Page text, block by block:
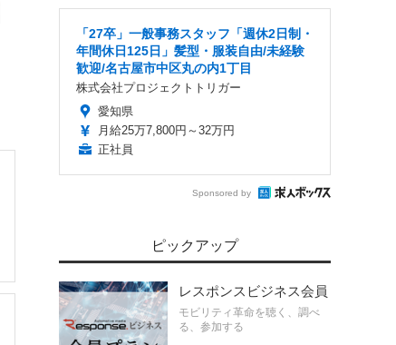
「27卒」一般事務スタッフ「週休2日制・
年間休日125日」髪型・服装自由/未経験
歓迎/名古屋市中区丸の内1丁目
株式会社プロジェクトトリガー
愛知県
月給25万7,800円～32万円
正社員
Sponsored by
ピックアップ
レスポンスビジネス会員
モビリティ革命を聴く、調べ
る、参加する